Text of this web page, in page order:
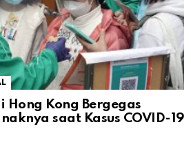
Hong Kong Bergegas
saat Kasus COVID-19